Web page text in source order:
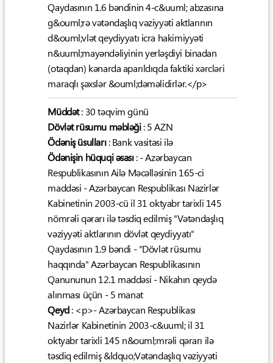
Qaydasının 1.6 bəndinin 4-c&uuml; abzasına
g&ouml;rə vətəndaşlıq vəziyyəti aktlarının
d&ouml;vlət qeydiyyatı icra hakimiyyəti
n&uuml;mayəndəliyinin yerləşdiyi binadan
(otaqdan) kənarda aparıldıqda faktiki xərcləri
maraqlı şəxslər &ouml;dəməlidirlər.</p>
Müddət: 30 təqvim günü
Dövlət rüsumu məbləği: 5 AZN
Ödəniş üsulları: Bank vasitəsi ilə
Ödənişin hüquqi əsası: - Azərbaycan
Respublikasının Ailə Məcəlləsinin 165-ci
maddəsi - Azərbaycan Respublikası Nazirlər
Kabinetinin 2003-cü il 31 oktyabr tarixli 145
nömrəli qərarı ilə təsdiq edilmiş "Vətəndaşlıq
vəziyyəti aktlarının dövlət qeydiyyatı"
Qaydasının 1.9 bəndi - "Dövlət rüsumu
haqqında" Azərbaycan Respublikasının
Qanununun 12.1 maddəsi - Nikahın qeydə
alınması üçün - 5 manat
Qeyd: <p>- Azərbaycan Respublikası
Nazirlər Kabinetinin 2003-c&uuml; il 31
oktyabr tarixli 145 n&ouml;mrəli qərarı ilə
təsdiq edilmiş &ldquo;Vətəndaşlıq vəziyyəti